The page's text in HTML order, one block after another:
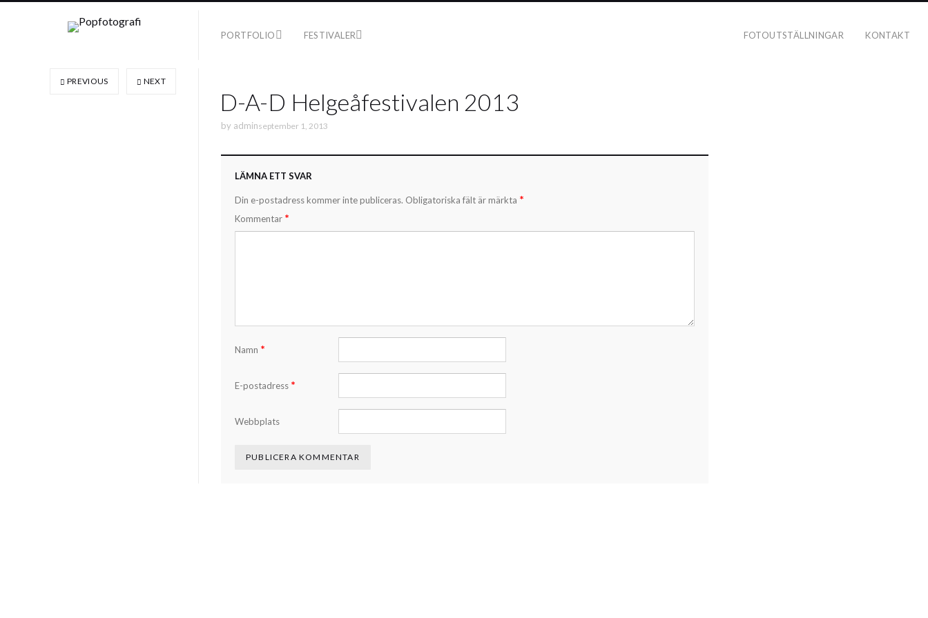
PORTFOLIO FESTIVALER FOTOUTSTÄLLNINGAR KONTAKT
D-A-D Helgeåfestivalen 2013
by adminseptember 1, 2013
LÄMNA ETT SVAR
Din e-postadress kommer inte publiceras. Obligatoriska fält är märkta *
Kommentar *
Namn *
E-postadress *
Webbplats
PREVIOUS NEXT